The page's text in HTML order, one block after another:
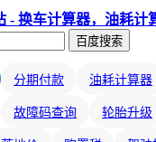
百度搜索
分期付款 油耗计算器
故障码查询 轮胎升级